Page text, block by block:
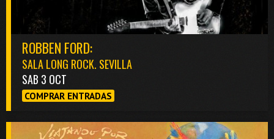
ROBBEN FORD:
SALA LONG ROCK. SEVILLA
SAB 3 OCT
COMPRAR ENTRADAS